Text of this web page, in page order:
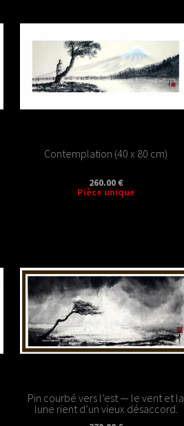
Contemplation (40 x 80 cm)
260.00 €
Pièce unique
Pin courbé vers l’est — le vent et la
lune rient d’un vieux désaccord.